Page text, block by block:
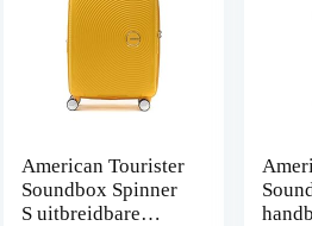
American Tourister
Soundbox Spinner
S uitbreidbare